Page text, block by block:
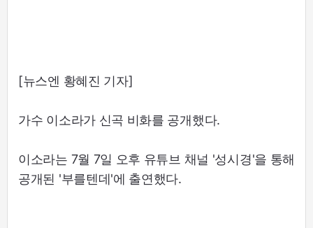
[뉴스엔 황혜진 기자]
가수 이소라가 신곡 비화를 공개했다.
이소라는 7월 7일 오후 유튜브 채널 '성시경'을 통해
공개된 '부를텐데'에 출연했다.